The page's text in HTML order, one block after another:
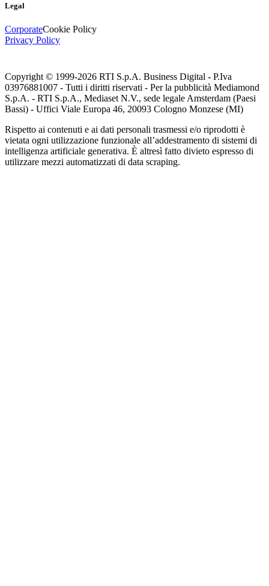
Legal
CorporateCookie Policy
Privacy Policy
Copyright © 1999-2026 RTI S.p.A. Business Digital - P.Iva
03976881007 - Tutti i diritti riservati - Per la pubblicità Mediamond
S.p.A. - RTI S.p.A., Mediaset N.V., sede legale Amsterdam (Paesi
Bassi) - Uffici Viale Europa 46, 20093 Cologno Monzese (MI)
Rispetto ai contenuti e ai dati personali trasmessi e/o riprodotti è
vietata ogni utilizzazione funzionale all’addestramento di sistemi di
intelligenza artificiale generativa. È altresì fatto divieto espresso di
utilizzare mezzi automatizzati di data scraping.